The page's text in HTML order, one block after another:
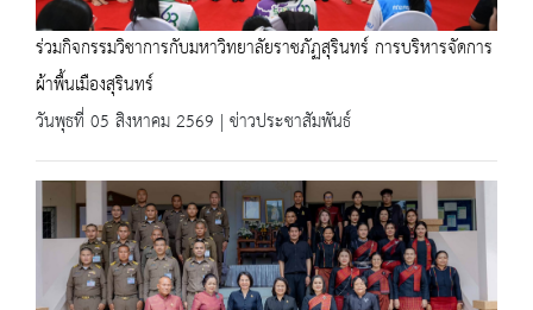
ร่วมกิจกรรมวิชาการกับมหาวิทยาลัยราชภัฏสุรินทร์ การบริหารจัดการ
ผ้าพื้นเมืองสุรินทร์
วันพุธที่ 05 สิงหาคม 2569 | ข่าวประชาสัมพันธ์